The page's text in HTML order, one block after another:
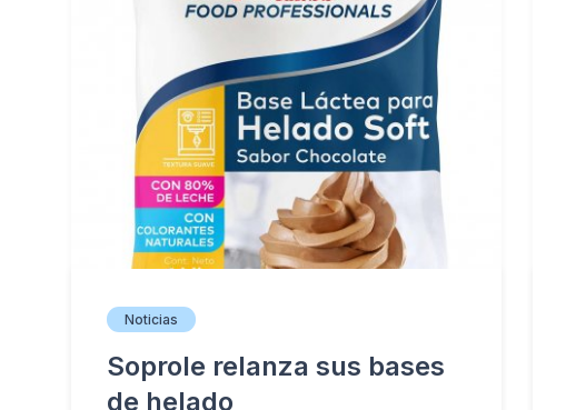
Noticias
Soprole relanza sus bases
de helado